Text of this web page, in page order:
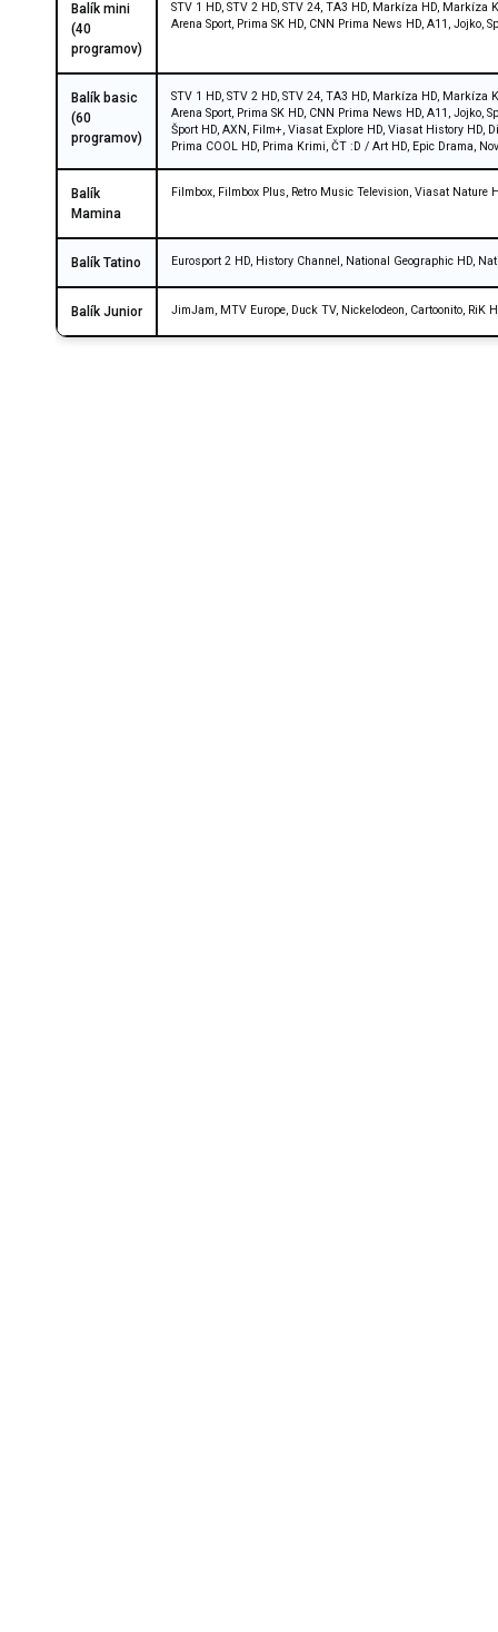
Balík mini
(40
programov)
STV 1 HD, STV 2 HD, STV 24, TA3 HD, Markíza HD, Markíza
Arena Sport, Prima SK HD, CNN Prima News HD, A11, Jojko,
Balík basic
(60
programov)
STV 1 HD, STV 2 HD, STV 24, TA3 HD, Markíza HD, Markíza
Arena Sport, Prima SK HD, CNN Prima News HD, A11, Jojko,
Šport HD, AXN, Film+, Viasat Explore HD, Viasat History HD,
Prima COOL HD, Prima Krimi, ČT :D / Art HD, Epic Drama,
Balík
Mamina
Filmbox, Filmbox Plus, Retro Music Television, Viasat Nature
Balík Tatino Eurosport 2 HD, History Channel, National Geographic HD,
Balík Junior JimJam, MTV Europe, Duck TV, Nickelodeon, Cartoonito, RiK